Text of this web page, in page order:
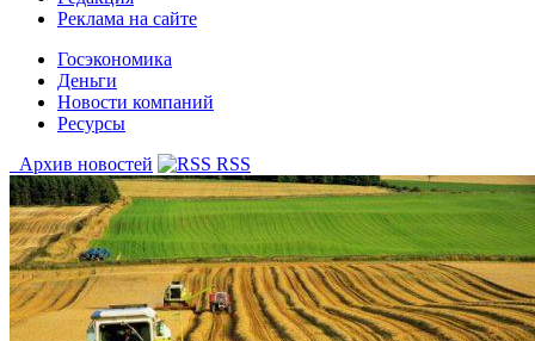
Реклама на сайте
Госэкономика
Деньги
Новости компаний
Ресурсы
Архив новостей
RSS